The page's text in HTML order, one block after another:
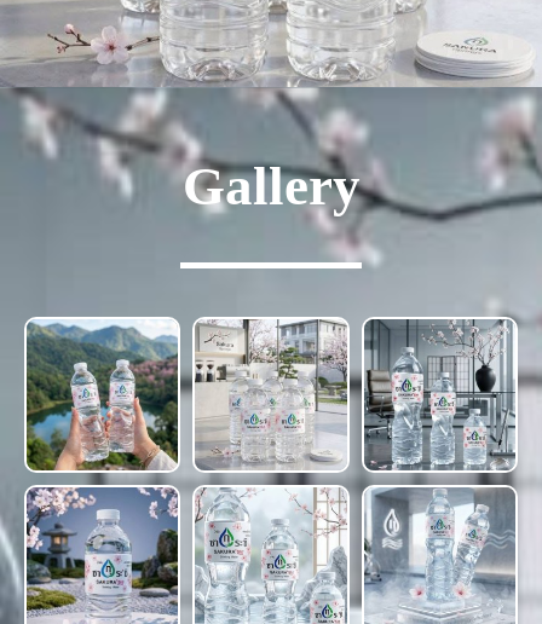
Gallery